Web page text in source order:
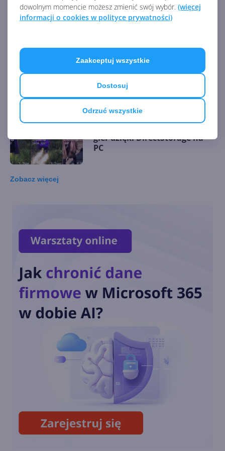
dowolnym momencie możesz zmienić swój wybór. (więcej
informacji o cookies w polityce prywatności)
Odrzuć wszystkie
Dostosuj
Zaakceptuj wszystkie
DirectStorage 1.2 z obsługą
wolniejszych dysków HDD
DirectStorage trafi do Unreal
gier dzięki DirectStorage na
PC
Microsoft przeportowuje
DirectX na Linuksa i
aktualizuje kernel WSL
Video Encode API dla DirectX
Windows 11
DirectStorage z Xbox Velocity
Architecture zmierza na PC z
Windows
Zobacz więcej